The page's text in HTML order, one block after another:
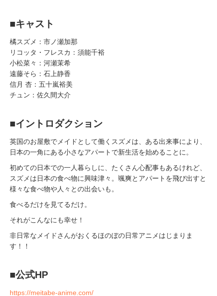
■キャスト
橘スズメ：市ノ瀬加那
リコッタ・フレスカ：須能千裕
小松菜々：河瀬茉希
遠藤そら：石上静香
信月 杏：五十嵐裕美
チュン：佐久間大介
■イントロダクション
英国のお屋敷でメイドとして働くスズメは、ある出来事により、
日本の一角にある小さなアパートで新生活を始めることに。
初めての日本での一人暮らしに、たくさん心配事もあるけれど、
スズメは日本の食べ物に興味津々。颯爽とアパートを飛び出すと
様々な食べ物や人々との出会いも。
食べるだけを見てるだけ。
それがこんなにも幸せ！
非日常なメイドさんがおくるほのぼの日常アニメはじまりま
す！！
■公式HP
https://meitabe-anime.com/